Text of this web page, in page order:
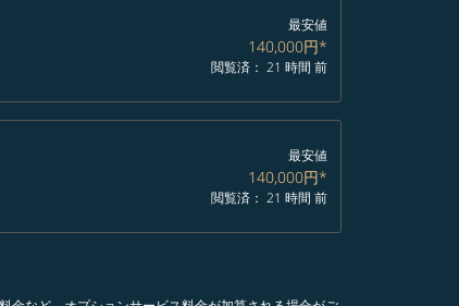
最安値
140,000円*
閲覧済： 21 時間 前
最安値
140,000円*
閲覧済： 21 時間 前